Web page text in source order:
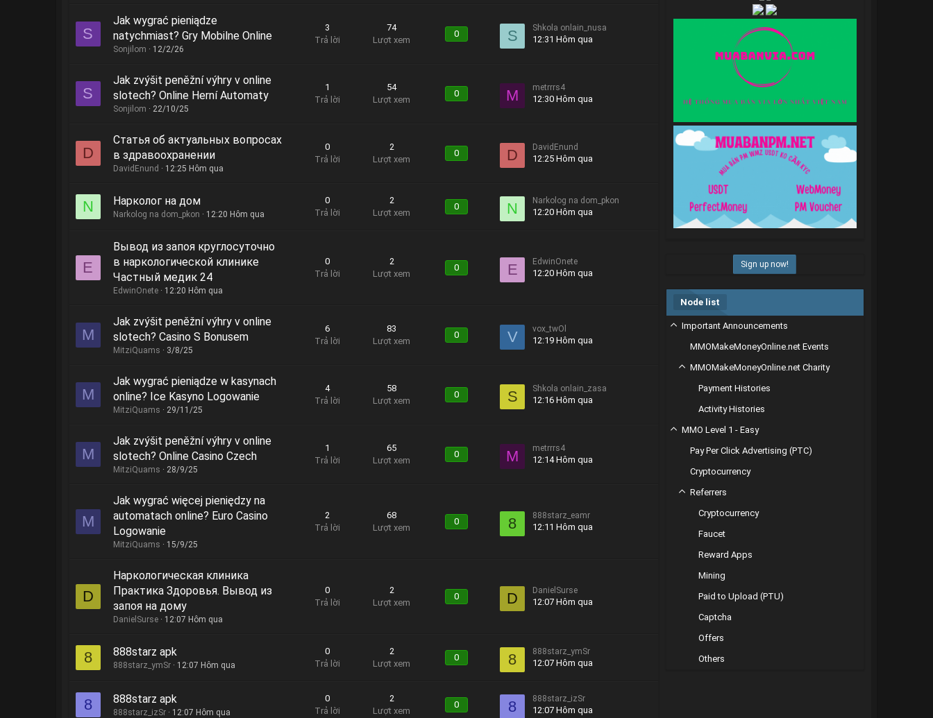
S
Jak wygrać pieniądze
natychmiast? Gry Mobilne Online
Sonjilom 12/2/26
3
Trả lời
74
Lượt xem
0 S Shkola onlain_nusa
12:31 Hôm qua
S
Jak zvýšit peněžní výhry v online
slotech? Online Herní Automaty
Sonjilom 22/10/25
1
Trả lời
54
Lượt xem
0 M metrrrs4
12:30 Hôm qua
D
Статья об актуальных вопросах
в здравоохранении
DavidEnund 12:25 Hôm qua
0
Trả lời
2
Lượt xem
0 D DavidEnund
12:25 Hôm qua
N Нарколог на дом
Narkolog na dom_pkon 12:20 Hôm qua
0
Trả lời
2
Lượt xem
0 N Narkolog na dom_pkon
12:20 Hôm qua
E
Вывод из запоя круглосуточно
в наркологической клинике
Частный медик 24
EdwinOnete 12:20 Hôm qua
0
Trả lời
2
Lượt xem
0 E EdwinOnete
12:20 Hôm qua
M
Jak zvýšit peněžní výhry v online
slotech? Casino S Bonusem
MitziQuams 3/8/25
6
Trả lời
83
Lượt xem
0 V vox_twOl
12:19 Hôm qua
M
Jak wygrać pieniądze w kasynach
online? Ice Kasyno Logowanie
MitziQuams 29/11/25
4
Trả lời
58
Lượt xem
0 S Shkola onlain_zasa
12:16 Hôm qua
M
Jak zvýšit peněžní výhry v online
slotech? Online Casino Czech
MitziQuams 28/9/25
1
Trả lời
65
Lượt xem
0 M metrrrs4
12:14 Hôm qua
M
Jak wygrać więcej pieniędzy na
automatach online? Euro Casino
Logowanie
MitziQuams 15/9/25
2
Trả lời
68
Lượt xem
0 8 888starz_eamr
12:11 Hôm qua
D
Наркологическая клиника
Практика Здоровья. Вывод из
запоя на дому
DanielSurse 12:07 Hôm qua
0
Trả lời
2
Lượt xem
0 D DanielSurse
12:07 Hôm qua
8 888starz apk
888starz_ymSr 12:07 Hôm qua
0
Trả lời
2
Lượt xem
0 8 888starz_ymSr
12:07 Hôm qua
8 888starz apk
888starz_izSr 12:07 Hôm qua
0
Trả lời
2
Lượt xem
0 8 888starz_izSr
12:07 Hôm qua
Sign up now!
Node list
Important Announcements
MMOMakeMoneyOnline.net Events
MMOMakeMoneyOnline.net Charity
Payment Histories
Activity Histories
MMO Level 1 - Easy
Pay Per Click Advertising (PTC)
Cryptocurrency
Referrers
Cryptocurrency
Faucet
Reward Apps
Mining
Paid to Upload (PTU)
Captcha
Offers
Others